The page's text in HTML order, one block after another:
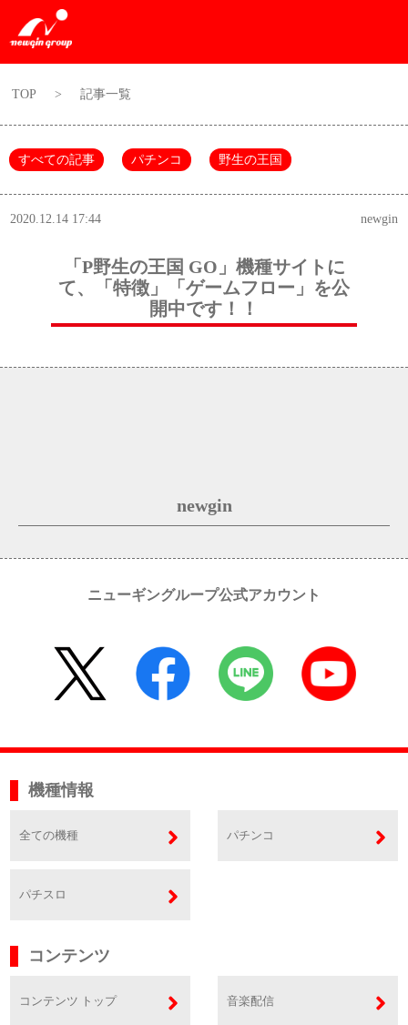
TOP > 記事一覧
すべての記事 パチンコ 野生の王国
2020.12.14 17:44 newgin
「P野生の王国 GO」機種サイトに
て、「特徴」「ゲームフロー」を公
開中です！！
newgin
ニューギングループ公式アカウント
機種情報
全ての機種 パチンコ
パチスロ
コンテンツ
コンテンツ トップ 音楽配信